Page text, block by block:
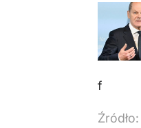
f
Źródło: